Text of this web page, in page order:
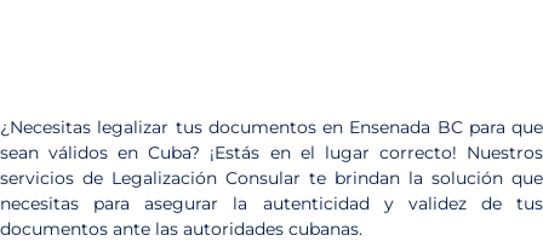
¿Necesitas legalizar tus documentos en Ensenada BC para que
sean válidos en Cuba? ¡Estás en el lugar correcto! Nuestros
servicios de Legalización Consular te brindan la solución que
necesitas para asegurar la autenticidad y validez de tus
documentos ante las autoridades cubanas.